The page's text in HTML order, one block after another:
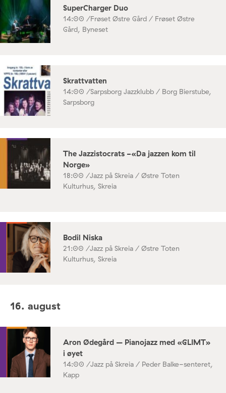
SuperCharger Duo
14:00 /Frøset Østre Gård / Frøset Østre
Gård, Byneset
Skrattvatten
14:00 /Sarpsborg Jazzklubb / Borg Bierstube,
Sarpsborg
The Jazzistocrats -«Da jazzen kom til
Norge»
18:00 /Jazz på Skreia / Østre Toten
Kulturhus, Skreia
Bodil Niska
21:00 /Jazz på Skreia / Østre Toten
Kulturhus, Skreia
16. august
Aron Ødegård – Pianojazz med «GLIMT»
i øyet
14:00 /Jazz på Skreia / Peder Balke-senteret,
Kapp